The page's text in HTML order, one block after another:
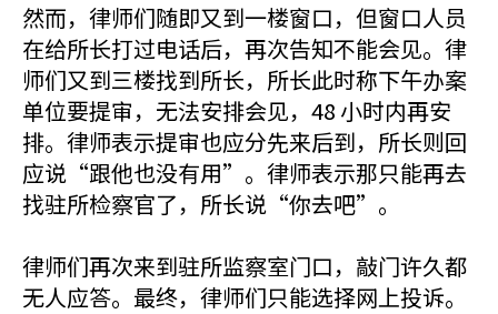
然而，律师们随即又到一楼窗口，但窗口人员
在给所长打过电话后，再次告知不能会见。律
师们又到三楼找到所长，所长此时称下午办案
单位要提审，无法安排会见，48 小时内再安
排。律师表示提审也应分先来后到，所长则回
应说“跟他也没有用”。律师表示那只能再去
找驻所检察官了，所长说“你去吧”。
律师们再次来到驻所监察室门口，敲门许久都
无人应答。最终，律师们只能选择网上投诉。